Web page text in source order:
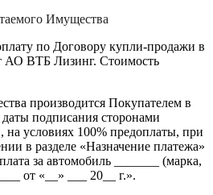
Имущества
по Договору купли-продажи в
АО ВТБ Лизинг. Стоимость
производится Покупателем в
подписания сторонами
условиях 100% предоплаты, при
в разделе «Назначение платежа»
за автомобиль _______ (марка,
от «__» ___ 20__ г.».